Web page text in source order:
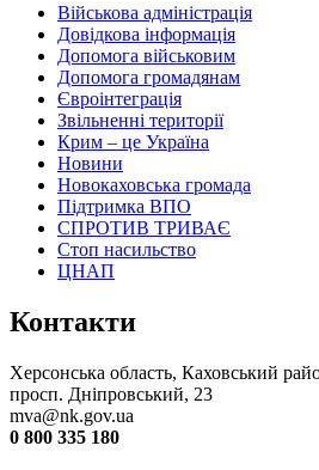
Військова адміністрація
Довідкова інформація
Допомога військовим
Допомога громадянам
Євроінтеграція
Звільненні території
Крим – це Україна
Новини
Новокаховська громада
Підтримка ВПО
СПРОТИВ ТРИВАЄ
Стоп насильство
ЦНАП
Контакти
Херсонська область, Каховський
просп. Дніпровський, 23
mva@nk.gov.ua
0 800 335 180